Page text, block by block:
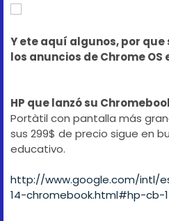
Y ete aquí algunos, por
los anuncios de Chrome OS
HP que lanzó su
Portàtil con pantalla más
sus 299$ de precio sigue en
educativo.
http://www.google.com/intl/
14-chromebook.html#hp-cb-